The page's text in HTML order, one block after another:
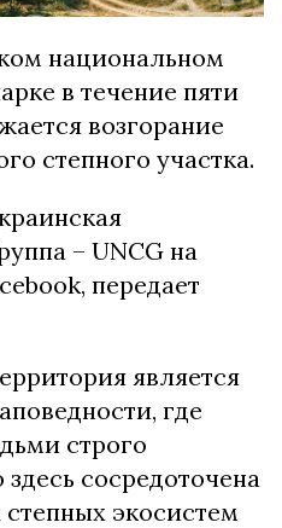
национальном
в течение пяти
возгорание
степного участка.
– UNCG на
передает
является
где
строго
сосредоточена
степных экосистем